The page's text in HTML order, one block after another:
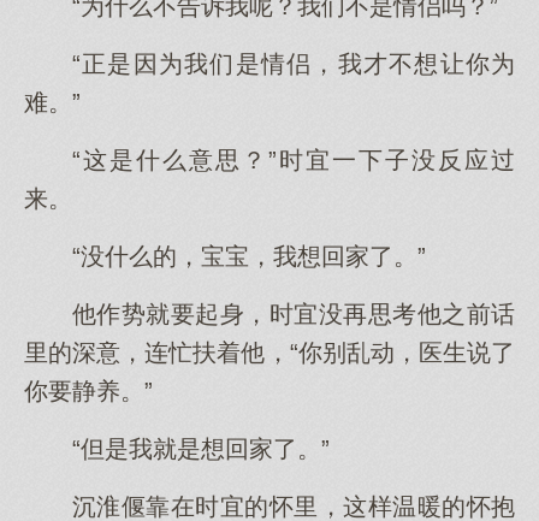
“为什么不告诉我呢？我们不是情侣吗？”
“正是因为我们是情侣，我才不想让你为
难。”
“这是什么意思？”时宜一下子没反应过
来。
“没什么的，宝宝，我想回家了。”
他作势就要起身，时宜没再思考他之前话
里的深意，连忙扶着他，“你别乱动，医生说了
你要静养。”
“但是我就是想回家了。”
沉淮偃靠在时宜的怀里，这样温暖的怀抱